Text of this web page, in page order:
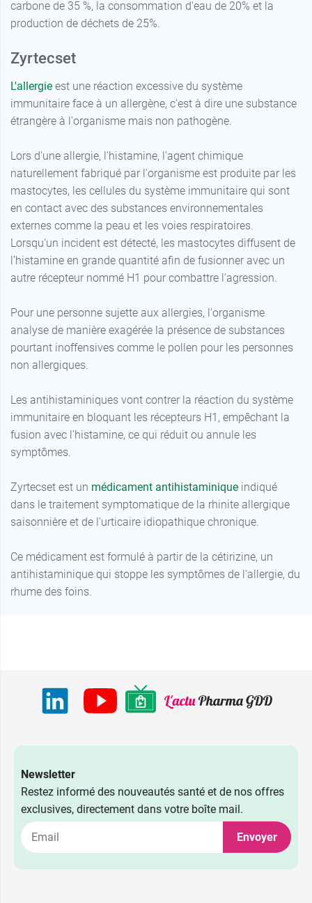
carbone de 35 %, la consommation d'eau de 20% et la
production de déchets de 25%.
Zyrtecset
L'allergie est une réaction excessive du système
immunitaire face à un allergène, c'est à dire une substance
étrangère à l'organisme mais non pathogène.
Lors d'une allergie, l'histamine, l'agent chimique
naturellement fabriqué par l'organisme est produite par les
mastocytes, les cellules du système immunitaire qui sont
en contact avec des substances environnementales
externes comme la peau et les voies respiratoires.
Lorsqu'un incident est détecté, les mastocytes diffusent de
l’histamine en grande quantité afin de fusionner avec un
autre récepteur nommé H1 pour combattre l'agression.
Pour une personne sujette aux allergies, l'organisme
analyse de manière exagérée la présence de substances
pourtant inoffensives comme le pollen pour les personnes
non allergiques.
Les antihistaminiques vont contrer la réaction du système
immunitaire en bloquant les récepteurs H1, empêchant la
fusion avec l’histamine, ce qui réduit ou annule les
symptômes.
Zyrtecset est un médicament antihistaminique indiqué
dans le traitement symptomatique de la rhinite allergique
saisonnière et de l'urticaire idiopathique chronique.
Ce médicament est formulé à partir de la cétirizine, un
antihistaminique qui stoppe les symptômes de l'allergie, du
rhume des foins.
Newsletter
Restez informé des nouveautés santé et de nos offres
exclusives, directement dans votre boîte mail.
Envoyer